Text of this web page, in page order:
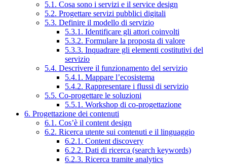
5.1. Cosa sono i servizi e il service design
5.2. Progettare servizi pubblici digitali
5.3. Definire il modello di servizio
5.3.1. Identificare gli attori coinvolti
5.3.2. Formulare la proposta di valore
5.3.3. Inquadrare gli elementi costitutivi del
servizio
5.4. Descrivere il funzionamento del servizio
5.4.1. Mappare l’ecosistema
5.4.2. Rappresentare i flussi di servizio
5.5. Co-progettare le soluzioni
5.5.1. Workshop di co-progettazione
6. Progettazione dei contenuti
6.1. Cos’è il content design
6.2. Ricerca utente sui contenuti e il linguaggio
6.2.1. Content discovery
6.2.2. Dati di ricerca (search keywords)
6.2.3. Ricerca tramite analytics